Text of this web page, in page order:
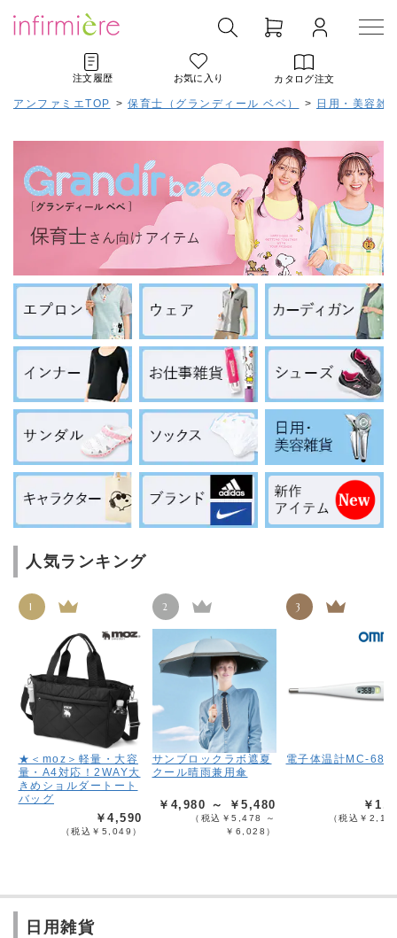
注文履歴 お気に入り カタログ注文
アンファミエTOP > 保育士（グランディール ベベ） > 日用・美容雑
人気ランキング
1
★＜moz＞軽量・大容
量・A4対応！2WAY大
きめショルダートート
バッグ
￥4,590
（税込￥5,049）
2
サンブロックラボ遮夏
クール晴雨兼用傘
￥4,980 ～ ￥5,480
（税込￥5,478 ～
￥6,028）
3
電子体温計MC-687
￥
（税込￥
日用雑貨